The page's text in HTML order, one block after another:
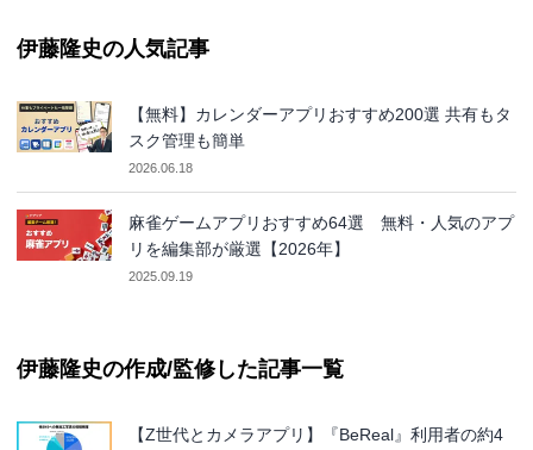
伊藤隆史の人気記事
【無料】カレンダーアプリおすすめ200選 共有もタ
スク管理も簡単
2026.06.18
麻雀ゲームアプリおすすめ64選 無料・人気のアプ
リを編集部が厳選【2026年】
2025.09.19
伊藤隆史の作成/監修した記事一覧
【Z世代とカメラアプリ】『BeReal』利用者の約4